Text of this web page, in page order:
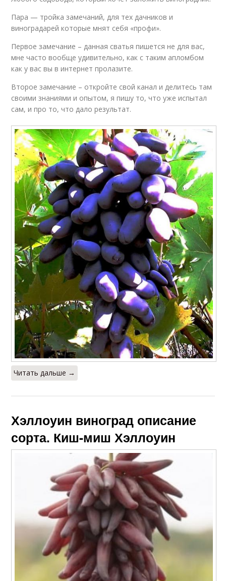
Пара — тройка замечаний, для тех дачников и
виноградарей которые мнят себя «профи».
Первое замечание – данная сватья пишется не для вас,
мне часто вообще удивительно, как с таким апломбом
как у вас вы в интернет пролазите.
Второе замечание – откройте свой канал и делитесь там
своими знаниями и опытом, я пишу то, что уже испытал
сам, и про то, что дало результат.
Читать дальше →
Хэллоуин виноград описание
сорта. Киш-миш Хэллоуин